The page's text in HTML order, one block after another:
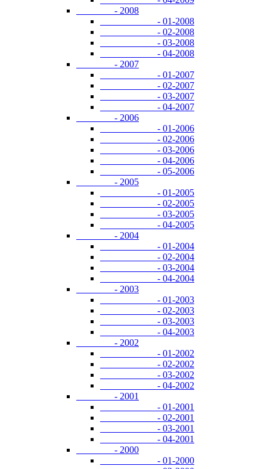
- 2008
- 01-2008
- 02-2008
- 03-2008
- 04-2008
- 2007
- 01-2007
- 02-2007
- 03-2007
- 04-2007
- 2006
- 01-2006
- 02-2006
- 03-2006
- 04-2006
- 05-2006
- 2005
- 01-2005
- 02-2005
- 03-2005
- 04-2005
- 2004
- 01-2004
- 02-2004
- 03-2004
- 04-2004
- 2003
- 01-2003
- 02-2003
- 03-2003
- 04-2003
- 2002
- 01-2002
- 02-2002
- 03-2002
- 04-2002
- 2001
- 01-2001
- 02-2001
- 03-2001
- 04-2001
- 2000
- 01-2000